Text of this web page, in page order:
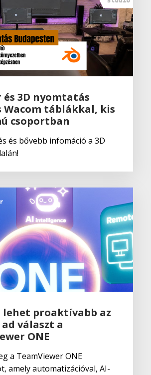
és 3D nyomtatás
táblákkal, kis
csoportban
és bővebb infomáció a 3D
lehet proaktívabb az
ad választ a
ONE
a TeamViewer ONE
amely automatizációval, AI-